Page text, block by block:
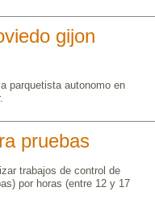
gijon
parquetista autonomo en
pruebas
trabajos de control de
por horas (entre 12 y 17